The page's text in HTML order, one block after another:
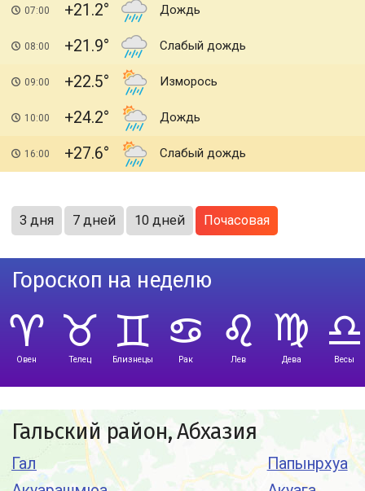
07:00 +21.2 Дождь
08:00 +21.9 Слабый дождь
09:00 +22.5 Изморось
10:00 +24.2 Дождь
16:00 +27.6 Слабый дождь
3 дня 7 дней 10 дней Почасовая
Гороскоп на неделю
Овен Телец Близнецы Рак Лев Дева Весы
Гальский район, Абхазия
Гал
Папынрхуа